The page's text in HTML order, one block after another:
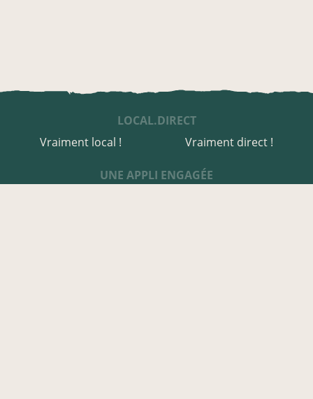
LOCAL.DIRECT
Vraiment local !
Vraiment direct !
UNE APPLI ENGAGÉE